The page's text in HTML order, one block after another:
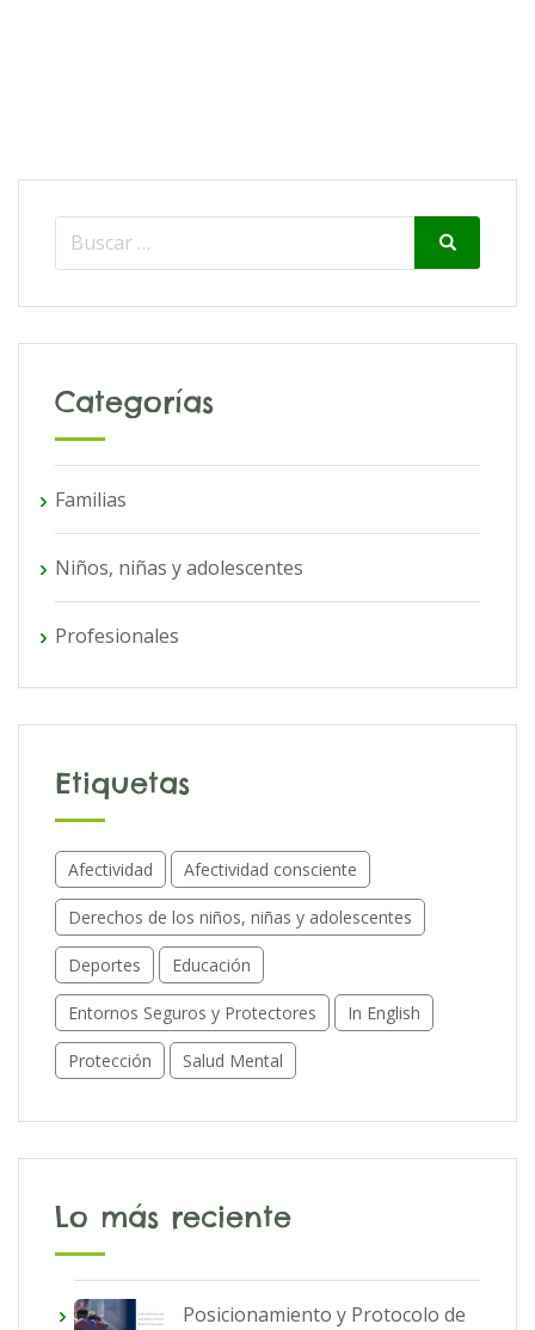
Search
Search
Categorías
Familias
Niños, niñas y adolescentes
Profesionales
Etiquetas
Afectividad Afectividad consciente
Derechos de los niños, niñas y adolescentes
Deportes Educación
Entornos Seguros y Protectores In English
Protección Salud Mental
Lo más reciente
Posicionamiento y Protocolo de